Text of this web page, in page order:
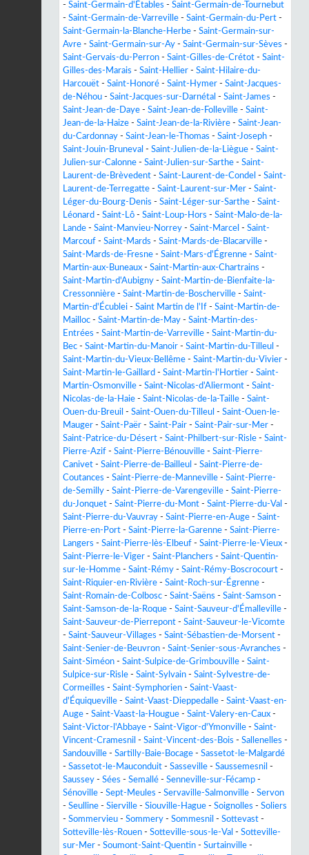
- Saint-Germain-d'Étables - Saint-Germain-de-Tournebut
- Saint-Germain-de-Varreville - Saint-Germain-du-Pert -
Saint-Germain-la-Blanche-Herbe - Saint-Germain-sur-
Avre - Saint-Germain-sur-Ay - Saint-Germain-sur-Sèves -
Saint-Gervais-du-Perron - Saint-Gilles-de-Crétot - Saint-
Gilles-des-Marais - Saint-Hellier - Saint-Hilaire-du-
Harcouët - Saint-Honoré - Saint-Hymer - Saint-Jacques-
de-Néhou - Saint-Jacques-sur-Darnétal - Saint-James -
Saint-Jean-de-Daye - Saint-Jean-de-Folleville - Saint-
Jean-de-la-Haize - Saint-Jean-de-la-Rivière - Saint-Jean-
du-Cardonnay - Saint-Jean-le-Thomas - Saint-Joseph -
Saint-Jouin-Bruneval - Saint-Julien-de-la-Liègue - Saint-
Julien-sur-Calonne - Saint-Julien-sur-Sarthe - Saint-
Laurent-de-Brèvedent - Saint-Laurent-de-Condel - Saint-
Laurent-de-Terregatte - Saint-Laurent-sur-Mer - Saint-
Léger-du-Bourg-Denis - Saint-Léger-sur-Sarthe - Saint-
Léonard - Saint-Lô - Saint-Loup-Hors - Saint-Malo-de-la-
Lande - Saint-Manvieu-Norrey - Saint-Marcel - Saint-
Marcouf - Saint-Mards - Saint-Mards-de-Blacarville -
Saint-Mards-de-Fresne - Saint-Mars-d'Égrenne - Saint-
Martin-aux-Buneaux - Saint-Martin-aux-Chartrains -
Saint-Martin-d'Aubigny - Saint-Martin-de-Bienfaite-la-
Cressonnière - Saint-Martin-de-Boscherville - Saint-
Martin-d'Écublei - Saint Martin de l'If - Saint-Martin-de-
Mailloc - Saint-Martin-de-May - Saint-Martin-des-
Entrées - Saint-Martin-de-Varreville - Saint-Martin-du-
Bec - Saint-Martin-du-Manoir - Saint-Martin-du-Tilleul -
Saint-Martin-du-Vieux-Bellême - Saint-Martin-du-Vivier -
Saint-Martin-le-Gaillard - Saint-Martin-l'Hortier - Saint-
Martin-Osmonville - Saint-Nicolas-d'Aliermont - Saint-
Nicolas-de-la-Haie - Saint-Nicolas-de-la-Taille - Saint-
Ouen-du-Breuil - Saint-Ouen-du-Tilleul - Saint-Ouen-le-
Mauger - Saint-Paër - Saint-Pair - Saint-Pair-sur-Mer -
Saint-Patrice-du-Désert - Saint-Philbert-sur-Risle - Saint-
Pierre-Azif - Saint-Pierre-Bénouville - Saint-Pierre-
Canivet - Saint-Pierre-de-Bailleul - Saint-Pierre-de-
Coutances - Saint-Pierre-de-Manneville - Saint-Pierre-
de-Semilly - Saint-Pierre-de-Varengeville - Saint-Pierre-
du-Jonquet - Saint-Pierre-du-Mont - Saint-Pierre-du-Val -
Saint-Pierre-du-Vauvray - Saint-Pierre-en-Auge - Saint-
Pierre-en-Port - Saint-Pierre-la-Garenne - Saint-Pierre-
Langers - Saint-Pierre-lès-Elbeuf - Saint-Pierre-le-Vieux -
Saint-Pierre-le-Viger - Saint-Planchers - Saint-Quentin-
sur-le-Homme - Saint-Rémy - Saint-Rémy-Boscrocourt -
Saint-Riquier-en-Rivière - Saint-Roch-sur-Égrenne -
Saint-Romain-de-Colbosc - Saint-Saëns - Saint-Samson -
Saint-Samson-de-la-Roque - Saint-Sauveur-d'Émalleville -
Saint-Sauveur-de-Pierrepont - Saint-Sauveur-le-Vicomte
- Saint-Sauveur-Villages - Saint-Sébastien-de-Morsent -
Saint-Senier-de-Beuvron - Saint-Senier-sous-Avranches -
Saint-Siméon - Saint-Sulpice-de-Grimbouville - Saint-
Sulpice-sur-Risle - Saint-Sylvain - Saint-Sylvestre-de-
Cormeilles - Saint-Symphorien - Saint-Vaast-
d'Équiqueville - Saint-Vaast-Dieppedalle - Saint-Vaast-en-
Auge - Saint-Vaast-la-Hougue - Saint-Valery-en-Caux -
Saint-Victor-l'Abbaye - Saint-Vigor-d'Ymonville - Saint-
Vincent-Cramesnil - Saint-Vincent-des-Bois - Sallenelles -
Sandouville - Sartilly-Baie-Bocage - Sassetot-le-Malgardé
- Sassetot-le-Mauconduit - Sasseville - Saussemesnil -
Saussey - Sées - Semallé - Senneville-sur-Fécamp -
Sénoville - Sept-Meules - Servaville-Salmonville - Servon
- Seulline - Sierville - Siouville-Hague - Soignolles - Soliers
- Sommervieu - Sommery - Sommesnil - Sottevast -
Sotteville-lès-Rouen - Sotteville-sous-le-Val - Sotteville-
sur-Mer - Soumont-Saint-Quentin - Surtainville -